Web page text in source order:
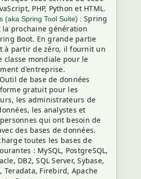
PHP, Python et HTML.
(aka Spring Tool Suite) : Spring
la prochaine génération
Boot. En grande partie
à partir de zéro, il fournit un
classe mondiale pour le
d'entreprise.
de base de données
gratuit pour les
les administrateurs de
les analystes et
qui ont besoin de
des bases de données.
toutes les bases de
: MySQL, PostgreSQL,
DB2, SQL Server, Sybase,
Teradata, Firebird, Apache